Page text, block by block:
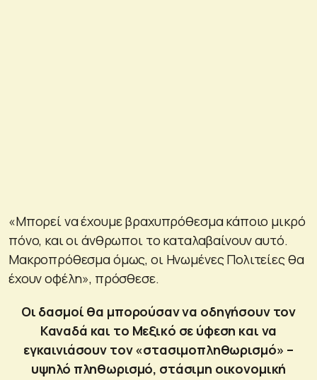
«Μπορεί να έχουμε βραχυπρόθεσμα κάποιο μικρό
πόνο, και οι άνθρωποι το καταλαβαίνουν αυτό.
Μακροπρόθεσμα όμως, οι Ηνωμένες Πολιτείες θα
έχουν οφέλη», πρόσθεσε.
Οι δασμοί θα μπορούσαν να οδηγήσουν τον
Καναδά και το Μεξικό σε ύφεση και να
εγκαινιάσουν τον «στασιμοπληθωρισμό» –
υψηλό πληθωρισμό, στάσιμη οικονομική